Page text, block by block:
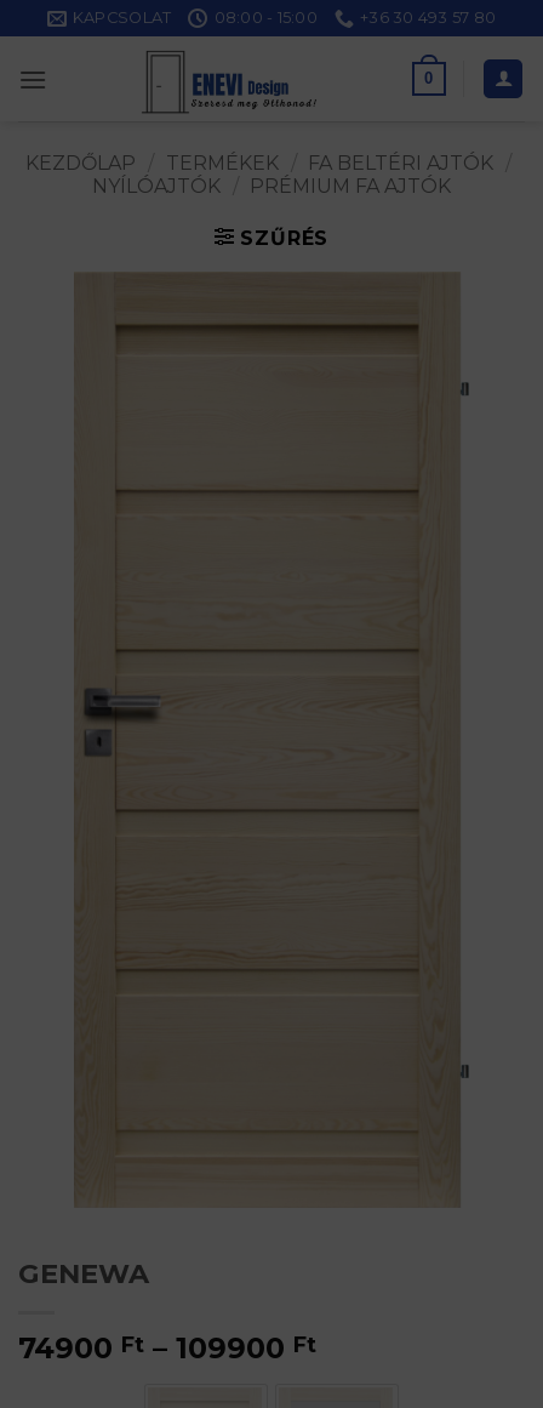
to
content
KAPCSOLAT 08:00 - 15:00 +36 30 493 57 80
0
KEZDŐLAP TERMÉKEK FA BELTÉRI AJTÓK
NYÍLÓAJTÓK
PRÉMIUM FA AJTÓK
SZŰRÉS
GENEWA
74900 Ft – 109900 FtÁrtartomány: